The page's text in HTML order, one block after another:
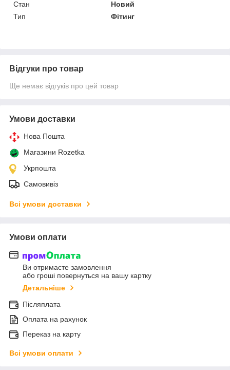
Стан
Новий
Тип
Фітинг
Відгуки про товар
Ще немає відгуків про цей товар
Умови доставки
Нова Пошта
Магазини Rozetka
Укрпошта
Самовивіз
Всі умови доставки
Умови оплати
Ви отримаєте замовлення
або гроші повернуться на вашу картку
Детальніше
Післяплата
Оплата на рахунок
Переказ на карту
Всі умови оплати